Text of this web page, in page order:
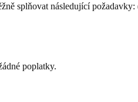
splňovat následující
poplatky.